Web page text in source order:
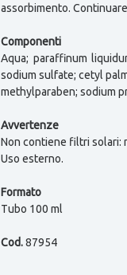
assorbimento.
Componenti
Aqua; paraffinum
sodium sulfate; cetyl
methylparaben; sodium
Avvertenze
Non contiene filtri solari:
Uso esterno.
Formato
Tubo 100 ml
Cod.87954